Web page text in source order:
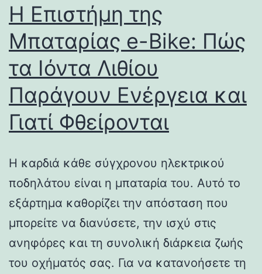
Η Επιστήμη της
Μπαταρίας e-Bike: Πώς
τα Ιόντα Λιθίου
Παράγουν Ενέργεια και
Γιατί Φθείρονται
Η καρδιά κάθε σύγχρονου ηλεκτρικού
ποδηλάτου είναι η μπαταρία του. Αυτό το
εξάρτημα καθορίζει την απόσταση που
μπορείτε να διανύσετε, την ισχύ στις
ανηφόρες και τη συνολική διάρκεια ζωής
του οχήματός σας. Για να κατανοήσετε τη